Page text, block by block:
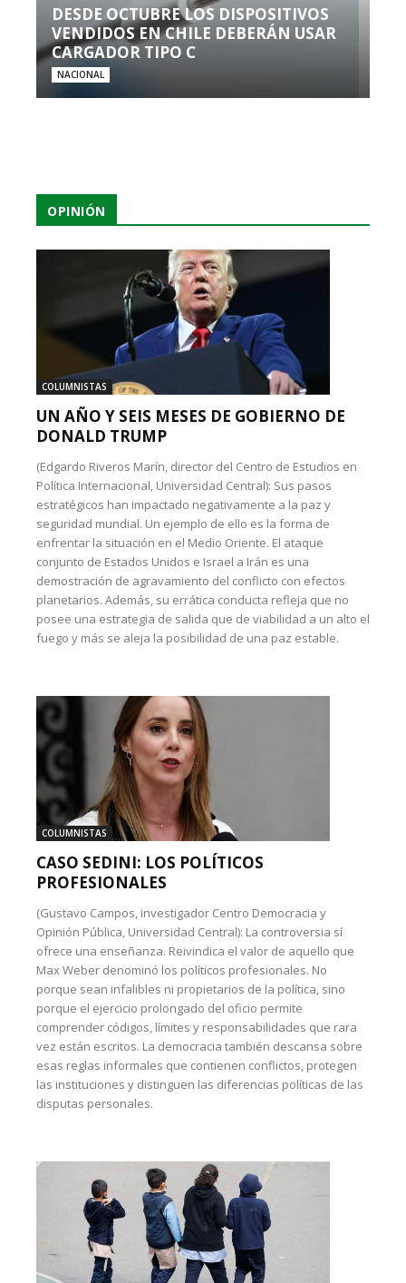
DESDE OCTUBRE LOS DISPOSITIVOS
VENDIDOS EN CHILE DEBERÁN USAR
CARGADOR TIPO C
NACIONAL
OPINIÓN
COLUMNISTAS
UN AÑO Y SEIS MESES DE GOBIERNO DE
DONALD TRUMP
(Edgardo Riveros Marín, director del Centro de Estudios en
Política Internacional, Universidad Central): Sus pasos
estratégicos han impactado negativamente a la paz y
seguridad mundial. Un ejemplo de ello es la forma de
enfrentar la situación en el Medio Oriente. El ataque
conjunto de Estados Unidos e Israel a Irán es una
demostración de agravamiento del conflicto con efectos
planetarios. Además, su errática conducta refleja que no
posee una estrategia de salida que de viabilidad a un alto el
fuego y más se aleja la posibilidad de una paz estable.
COLUMNISTAS
CASO SEDINI: LOS POLÍTICOS
PROFESIONALES
(Gustavo Campos, investigador Centro Democracia y
Opinión Pública, Universidad Central): La controversia sí
ofrece una enseñanza. Reivindica el valor de aquello que
Max Weber denominó los políticos profesionales. No
porque sean infalibles ni propietarios de la política, sino
porque el ejercicio prolongado del oficio permite
comprender códigos, límites y responsabilidades que rara
vez están escritos. La democracia también descansa sobre
esas reglas informales que contienen conflictos, protegen
las instituciones y distinguen las diferencias políticas de las
disputas personales.